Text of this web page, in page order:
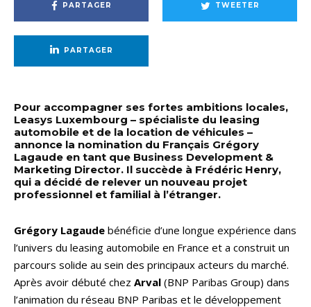
PARTAGER TWEETER
PARTAGER
Pour accompagner ses fortes ambitions locales,
Leasys Luxembourg – spécialiste du leasing
automobile et de la location de véhicules –
annonce la nomination du Français Grégory
Lagaude en tant que Business Development &
Marketing Director. Il succède à Frédéric Henry,
qui a décidé de relever un nouveau projet
professionnel et familial à l’étranger.
Grégory Lagaude bénéficie d’une longue expérience dans
l’univers du leasing automobile en France et a construit un
parcours solide au sein des principaux acteurs du marché.
Après avoir débuté chez Arval (BNP Paribas Group) dans
l’animation du réseau BNP Paribas et le développement